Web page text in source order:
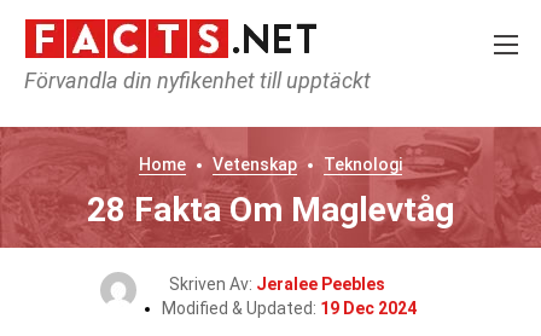
Förvandla din nyfikenhet till upptäckt
Home Vetenskap Teknologi
28 Fakta Om Maglevtåg
Skriven Av: Jeralee Peebles
Modified & Updated: 19 Dec 2024